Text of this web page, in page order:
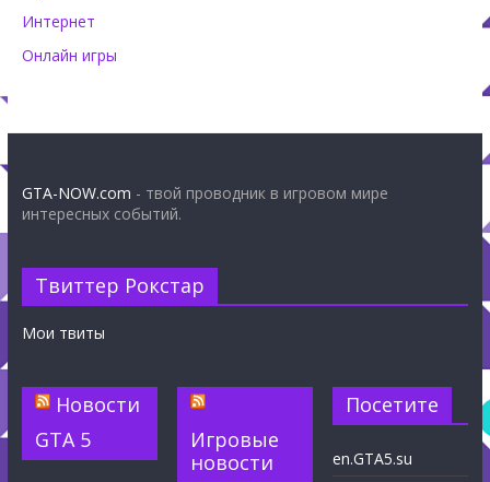
Интернет
Онлайн игры
GTA-NOW.com - твой проводник в игровом мире
интересных событий.
Твиттер Рокстар
Мои твиты
Новости
GTA 5
Игровые
новости
Посетите
en.GTA5.su